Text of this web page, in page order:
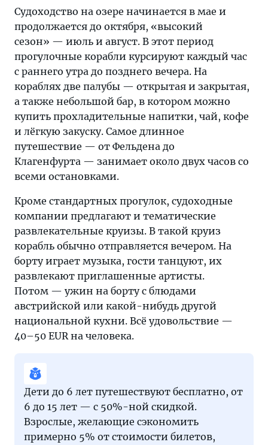
Судоходство на озере начинается в мае и
продолжается до октября, «высокий
сезон» — июль и август. В этот период
прогулочные корабли курсируют каждый час
с раннего утра до позднего вечера. На
кораблях две палубы — открытая и закрытая,
а также небольшой бар, в котором можно
купить прохладительные напитки, чай, кофе
и лёгкую закуску. Самое длинное
путешествие — от Фельдена до
Клагенфурта — занимает около двух часов со
всеми остановками.
Кроме стандартных прогулок, судоходные
компании предлагают и тематические
развлекательные круизы. В такой круиз
корабль обычно отправляется вечером. На
борту играет музыка, гости танцуют, их
развлекают приглашенные артисты.
Потом — ужин на борту с блюдами
австрийской или какой-нибудь другой
национальной кухни. Всё удовольствие —
40–50 EUR на человека.
Дети до 6 лет путешествуют бесплатно, от
6 до 15 лет — с 50%-ной скидкой.
Взрослые, желающие сэкономить
примерно 5% от стоимости билетов,